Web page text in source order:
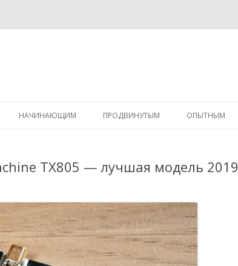
НАЧИНАЮЩИМ ПРОДВИНУТЫМ ОПЫТНЫМ
TX805 — лучшая модель 2019